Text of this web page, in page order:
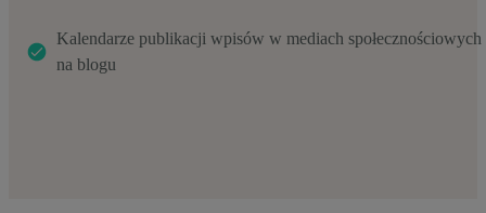
Kalendarze publikacji wpisów w mediach społecznościowych
na blogu